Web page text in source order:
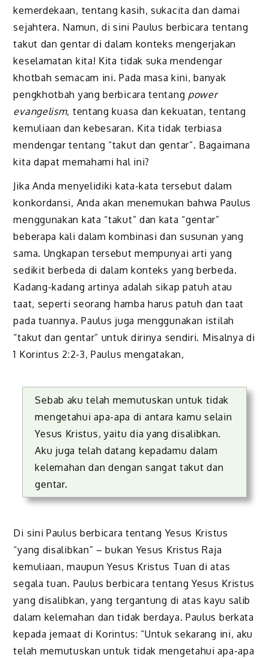
kemerdekaan, tentang kasih, sukacita dan damai
sejahtera. Namun, di sini Paulus berbicara tentang
takut dan gentar di dalam konteks mengerjakan
keselamatan kita! Kita tidak suka mendengar
khotbah sema­cam ini. Pada masa kini, banyak
pengkhotbah yang berbicara tentang power
evangelism, tentang kuasa dan kekuatan, tentang
kemuliaan dan kebesaran. Kita tidak terbiasa
mendengar tentang “takut dan gentar”. Bagaimana
kita dapat memahami hal ini?
Jika Anda menyelidiki kata-kata tersebut dalam
konkordansi, Anda akan menemukan bahwa Paulus
menggunakan kata “takut” dan kata “gentar”
beberapa kali dalam kombinasi dan susunan yang
sama. Ungkapan tersebut mempunyai arti yang
sedikit berbeda di dalam konteks yang berbeda.
Kadang-kadang artinya adalah sikap patuh atau
taat, seperti seorang hamba harus patuh dan taat
pada tuannya. Paulus juga menggunakan istilah
“takut dan gentar” untuk dirinya sendiri. Misalnya di
1 Korintus 2:2-3, Paulus mengatakan,
Sebab aku telah memutuskan untuk tidak
mengetahui apa-apa di antara kamu selain
Yesus Kristus, yaitu dia yang disalibkan.
Aku juga telah datang kepadamu dalam
kelemahan dan dengan sangat takut dan
gentar.
Di sini Paulus berbicara tentang Yesus Kristus
“yang disalibkan” – bukan Yesus Kristus Raja
kemuliaan, maupun Yesus Kristus Tuan di atas
segala tuan. Paulus berbicara tentang Yesus Kristus
yang disalibkan, yang tergantung di atas kayu salib
dalam kelemahan dan tidak berdaya. Paulus berkata
kepada jemaat di Korintus: “Untuk sekarang ini, aku
telah memutuskan untuk tidak mengetahui apa-apa